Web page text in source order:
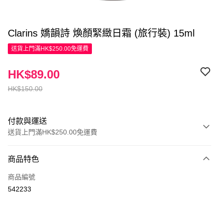
Clarins 嬌韻詩 煥顏緊緻日霜 (旅行裝) 15ml
送貨上門滿HK$250.00免運費
HK$150.00
HK$89.00
付款與運送
送貨上門滿HK$250.00免運費
信用卡
Apple Pay
商品特色
商品編號
542233